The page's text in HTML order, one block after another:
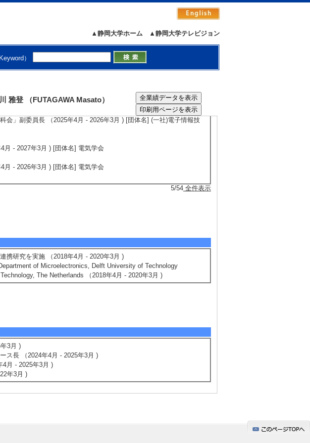
▲静岡大学テレビジョン
▲静岡大学ホーム
）
雅登 （FUTAGAWA Masato）
実験が紹介される
年3月 ) [団体名] 電気学会
副委員長 （2026年4月 ) [団体名] 一般社団法人 電子情報技術産
会」副委員長 （2025年4月 - 2026年3月 ) [団体名] (一社)電子情報技
月 - 2027年3月 ) [団体名] 電気学会
月 - 2026年3月 ) [団体名] 電気学会
5/54 全件表示
携研究を実施 （2018年4月 - 2020年3月 )
of Microelectronics, Delft University of Technology
The Netherlands （2018年4月 - 2020年3月 )
3月 )
ス長 （2024年4月 - 2025年3月 )
4月 - 2025年3月 )
年3月 )